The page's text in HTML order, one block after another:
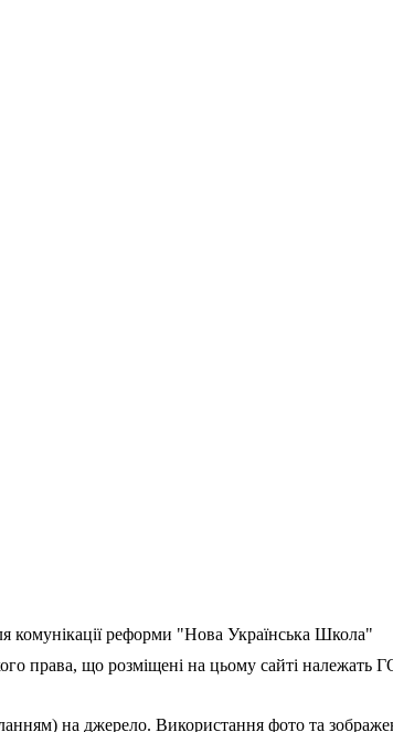
комунікації реформи "Нова Українська Школа"
права, що розміщені на цьому сайті належать
на джерело. Використання фото та